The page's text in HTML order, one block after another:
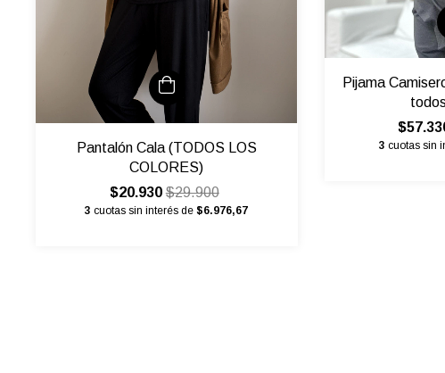
Pantalón Cala (TODOS LOS
COLORES)
$20.930$29.900
3 cuotas sin interés de$6.976,67
Pijama
3 cuotas sin